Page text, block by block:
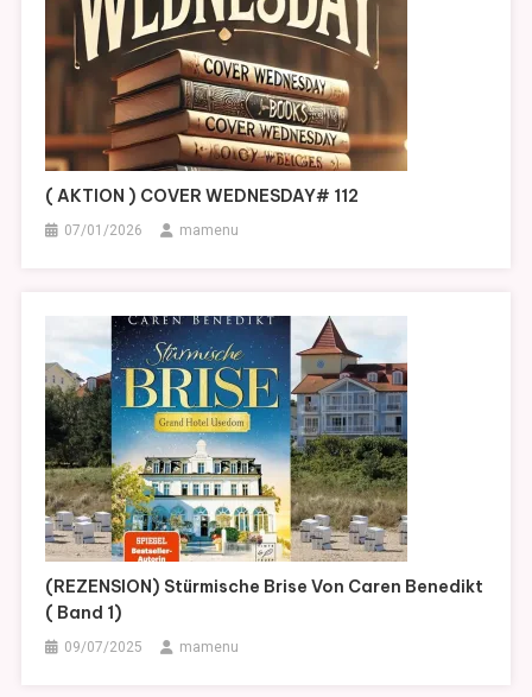
( AKTION ) COVER WEDNESDAY# 112
07/01/2026 mamenu
(REZENSION) Stürmische Brise Von Caren Benedikt
( Band 1)
09/07/2025 mamenu